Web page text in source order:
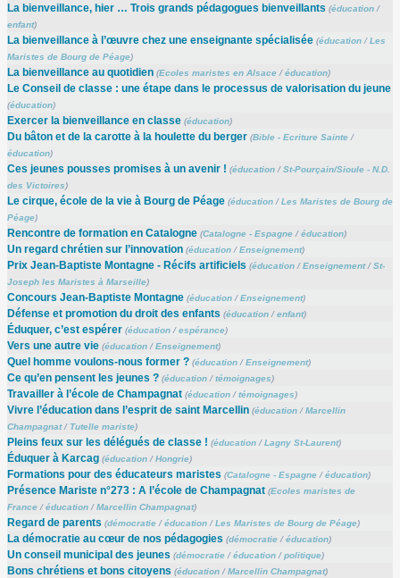
La bienveillance, hier … Trois grands pédagogues bienveillants (éducation/
enfant)
La bienveillance à l’œuvre chez une enseignante spécialisée (éducation/Les
Maristes de Bourg de Péage)
La bienveillance au quotidien (Ecoles maristes en Alsace/éducation)
Le Conseil de classe : une étape dans le processus de valorisation du jeune
(éducation)
Exercer la bienveillance en classe (éducation)
Du bâton et de la carotte à la houlette du berger (Bible - Ecriture Sainte/
éducation)
Ces jeunes pousses promises à un avenir ! (éducation/St-Pourçain/Sioule - N.D.
des Victoires)
Le cirque, école de la vie à Bourg de Péage (éducation/Les Maristes de Bourg de
Péage)
Rencontre de formation en Catalogne (Catalogne - Espagne/éducation)
Un regard chrétien sur l’innovation (éducation/Enseignement)
Prix Jean-Baptiste Montagne - Récifs artificiels (éducation/Enseignement/St-
Joseph les Maristes à Marseille)
Concours Jean-Baptiste Montagne (éducation/Enseignement)
Défense et promotion du droit des enfants (éducation/enfant)
Éduquer, c’est espérer (éducation/espérance)
Vers une autre vie (éducation/Enseignement)
Quel homme voulons-nous former ? (éducation/Enseignement)
Ce qu’en pensent les jeunes ? (éducation/témoignages)
Travailler à l’école de Champagnat (éducation/témoignages)
Vivre l’éducation dans l’esprit de saint Marcellin (éducation/Marcellin
Champagnat/ Tutelle mariste)
Pleins feux sur les délégués de classe ! (éducation/Lagny St-Laurent)
Éduquer à Karcag (éducation/Hongrie)
Formations pour des éducateurs maristes (Catalogne - Espagne/éducation)
Présence Mariste n°273 : A l’école de Champagnat (Ecoles maristes de
France/éducation/Marcellin Champagnat)
Regard de parents (démocratie/éducation/Les Maristes de Bourg de Péage)
La démocratie au cœur de nos pédagogies (démocratie/éducation)
Un conseil municipal des jeunes (démocratie/éducation/politique)
Bons chrétiens et bons citoyens (éducation/Marcellin Champagnat)